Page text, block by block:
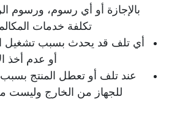
بالإجازة أو أي رسوم، ورسوم
تكلفة خدمات
أي تلف قد يحدث بسبب تشغيل
أو عدم أخذ
عند تلف أو تعطل المنتج
للجهاز من الخارج وليست